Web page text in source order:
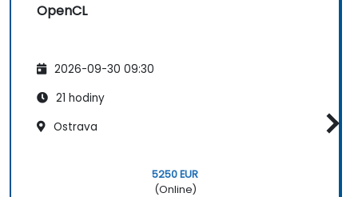
OpenCL
2026-09-30 09:30
21 hodiny
Ostrava
5250 EUR
(Online)